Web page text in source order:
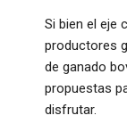
Si bien el eje
productores
de ganado
propuestas
disfrutar.